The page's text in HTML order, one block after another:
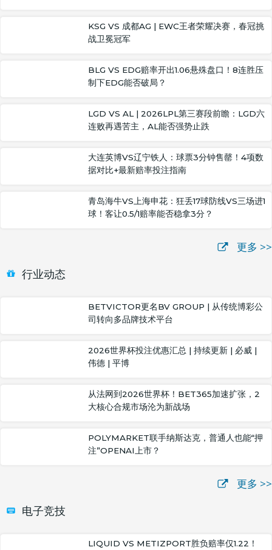
KSG VS 成都AG | EWC王者荣耀决赛，春冠挑
战卫冕冠军
BLG VS EDG赔率开出1.06悬殊盘口！8连胜压
制下EDG能否破局？
LGD VS AL | 2026LPL第三赛段前瞻：LGD六
连败再遇苦主，AL能否强势止跌
大连英博VS辽宁铁人：球票3分钟售罄！4项数
据对比+最新赔率投注指南
青岛海牛VS上海申花：狂丢17球防线VS三场进1
球！客让0.5/1赔率能否稳拿3分？
更多 >>
行业动态
BETVICTOR更名BV GROUP | 从传统博彩公
司转向多品牌技术平台
2026世界杯投注优惠汇总 | 持续更新 | 必威 |
伟德 | 平博
从法网到2026世界杯！BET365加速扩张，2
大核心合规市场沦为新战场
POLYMARKET联手纳斯达克，普通人也能“押
注”OPENAI上市？
更多 >>
电子竞技
LIQUID VS METIZPORT胜负赔率仅1.22！